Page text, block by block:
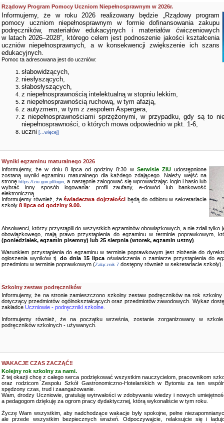
Rządowy Program Pomocy Uczniom Niepełnosprawnym w 2026r.
Informujemy, że w roku 2026 realizowany będzie „Rządowy program
pomocy uczniom niepełnosprawnym w formie dofinansowania zakupu
podręczników, materiałów edukacyjnych i materiałów ćwiczeniowych
w latach 2026–2028”, którego celem jest podnoszenie jakości kształcenia
uczniów niepełnosprawnych, a w konsekwencji zwiększenie ich szans
edukacyjnych.
Pomoc ta adresowana jest do uczniów:
słabowidzących,
niesłyszących,
słabosłyszących,
z niepełnosprawnością intelektualną w stopniu lekkim,
z niepełnosprawnością ruchową, w tym afazją,
z autyzmem, w tym z zespołem Aspergera,
z niepełnosprawnościami sprzężonymi, w przypadku, gdy są to
niepełnosprawności, o których mowa odpowiednio w pkt. 1-6,
uczni [...więcej]
Wyniki egzaminu maturalnego 2026
Informujemy, że w dniu 8 lipca od godziny 8:30 w Serwisie ZIU udostępnione
zostaną wyniki egzaminu maturalnego dla każdego zdającego. Należy wejść na
stronęhttps://ziu.gov.pl/login, a następnie zalogować się wprowadzając login i hasło lub
wybrać inny sposób logowania: profil zaufany, e-dowód lub bankowość
elektroniczną.
Informujemy również, żeświadectwa dojrzałości będą do odbioru w sekretariacie
szkoły 8 lipca od godziny 9.00.
Absolwenci, którzy przystąpili do wszystkich egzaminów obowiązkowych, a nie zdali tylko
obowiązkowego, mają prawo przystąpienia do egzaminu w terminie poprawkowym,
(poniedziałek, egzamin pisemny) lub 25 sierpnia (wtorek, egzamin ustny)
Warunkiem przystąpienia do egzaminu w terminie poprawkowym jest złożenie do
ogłoszenia wyników tj.do dnia 15 lipca oświadczenia o zamiarze przystąpienia do
przedmiotu w terminie poprawkowym (Załącznik 7 dostępny również w sekretariacie szkoły).
Szkolny zestaw podręczników
Informujemy, że na stronie zamieszczono szkolny zestaw podręczników na rok szkolny
dotyczący przedmiotów ogólnokształcących oraz przedmiotów zawodowych. Wykaz
zakładce Uczniowie - podręczniki szkolne
Informujemy również, że na początku września, zostanie zorganizowany w
podręczników szkolnych - używanych.
WAKACJE CZAS ZACZĄĆ‼️
Kolejny rok szkolny za nami.
Z tej okazji chcę z całego serca podziękować wszystkim nauczycielom, pracownikom
oraz rodzicom Zespołu Szkół Gastronomiczno-Hotelarskich w Bytomiu za ten
spędzony czas, trud i zaangażowanie.
Wam, drodzy Uczniowie, gratuluję wytrwałości w zdobywaniu wiedzy i nowych
a pedagogom dziękuję za ogrom pracy dydaktycznej, którą wykonaliście w tym roku.
Życzę Wam wszystkim, aby nadchodzące wakacje były spokojne, pełne
ale przede wszystkim bezpiecznych wrażeń. Odpoczywajcie, relaksujcie się i